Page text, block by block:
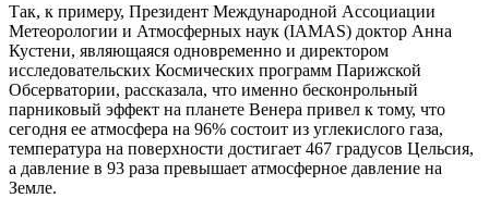
Так, к примеру, Президент Международной Ассоциации
Метеорологии и Атмосферных наук (IAMAS) доктор Анна
Кустени, являющаяся одновременно и директором
исследовательских Космических программ Парижской
Обсерватории, рассказала, что именно бесконрольный
парниковый эффект на планете Венера привел к тому, что
сегодня ее атмосфера на 96% состоит из углекислого газа,
температура на поверхности достигает 467 градусов Цельсия,
а давление в 93 раза превышает атмосферное давление на
Земле.